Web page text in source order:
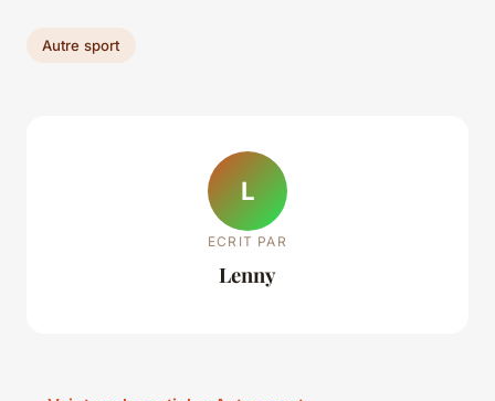
Autre sport
L
ECRIT PAR
Lenny